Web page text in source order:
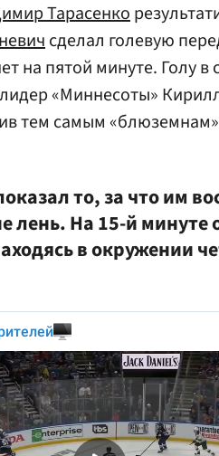
Тарасенко
сделал голевую
на пятой минуте. Голу в
«Миннесоты»
тем самым
то, за что им
лень. На 15-й минуте
в окружении